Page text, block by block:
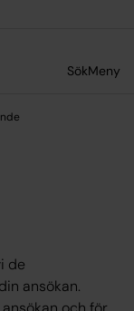
SökMeny
de
ansökan.